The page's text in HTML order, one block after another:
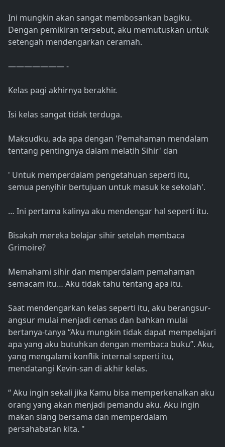
Ini mungkin akan sangat membosankan bagiku.
Dengan pemikiran tersebut, aku memutuskan untuk
setengah mendengarkan ceramah.
——————— -
Kelas pagi akhirnya berakhir.
Isi kelas sangat tidak terduga.
Maksudku, ada apa dengan 'Pemahaman mendalam
tentang pentingnya dalam melatih Sihir' dan
' Untuk memperdalam pengetahuan seperti itu,
semua penyihir bertujuan untuk masuk ke sekolah'.
… Ini pertama kalinya aku mendengar hal seperti itu.
Bisakah mereka belajar sihir setelah membaca
Grimoire?
Memahami sihir dan memperdalam pemahaman
semacam itu… Aku tidak tahu tentang apa itu.
Saat mendengarkan kelas seperti itu, aku berangsur-
angsur mulai menjadi cemas dan bahkan mulai
bertanya-tanya “Aku mungkin tidak dapat mempelajari
apa yang aku butuhkan dengan membaca buku”. Aku,
yang mengalami konflik internal seperti itu,
mendatangi Kevin-san di akhir kelas.
“ Aku ingin sekali jika Kamu bisa memperkenalkan aku
orang yang akan menjadi pemandu aku. Aku ingin
makan siang bersama dan memperdalam
persahabatan kita. "